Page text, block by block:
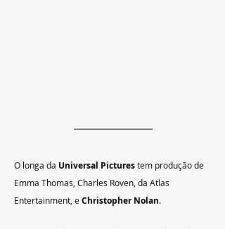
O longa da Universal Pictures tem produção de
Emma Thomas, Charles Roven, da Atlas
Entertainment, e Christopher Nolan.